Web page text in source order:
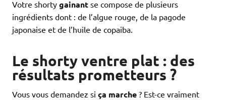
Votre shorty gainant se compose de plusieurs
ingrédients dont : de l’algue rouge, de la pagode
japonaise et de l’huile de copaiba.
Le shorty ventre plat : des
résultats prometteurs ?
Vous vous demandez si ça marche ? Est-ce vraiment